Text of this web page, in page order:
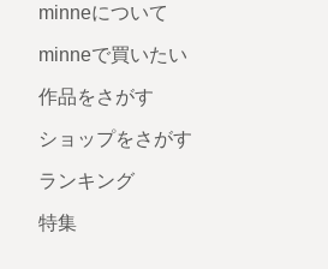
minneについて
minneで買いたい
作品をさがす
ショップをさがす
ランキング
特集